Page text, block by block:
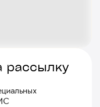
рассылку